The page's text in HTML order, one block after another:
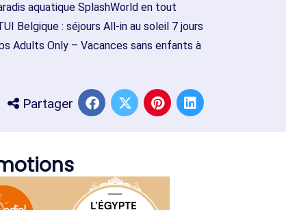
aquatique SplashWorld en tout
Belgique : séjours All-in au soleil 7 jours
Adults Only – Vacances sans enfants à
Partager